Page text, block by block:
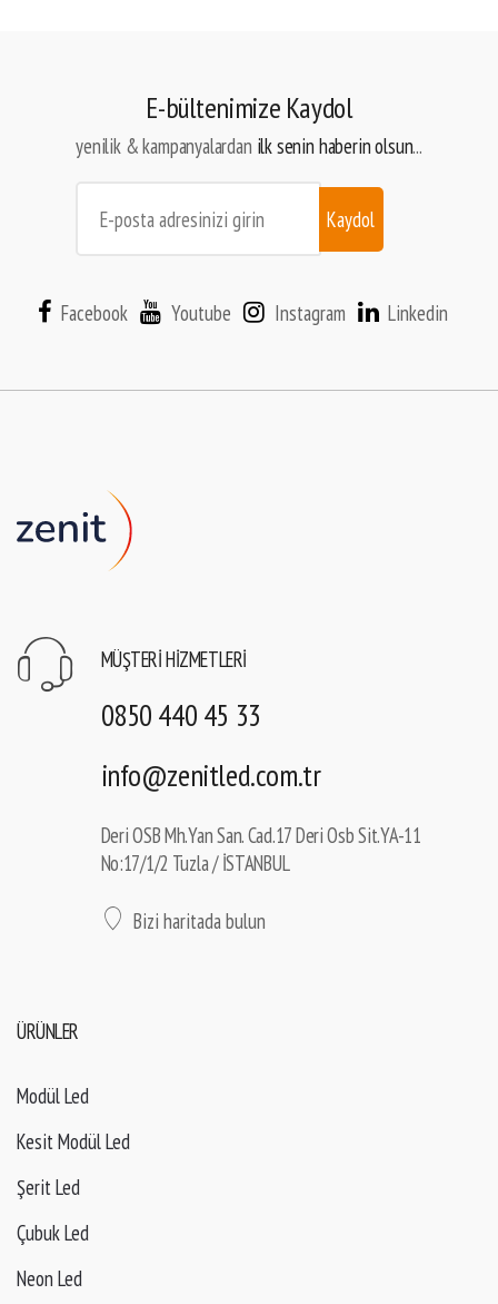
E-bültenimize Kaydol
yenilik & kampanyalardan ilk senin haberin olsun...
Kaydol
Facebook Youtube Instagram Linkedin
MÜŞTERI HIZMETLERI
0850 440 45 33
info@zenitled.com.tr
Deri OSB Mh.Yan San. Cad.17 Deri Osb Sit.YA-11
No:17/1/2 Tuzla / İSTANBUL
Bizi haritada bulun
ÜRÜNLER
Modül Led
Kesit Modül Led
Şerit Led
Çubuk Led
Neon Led